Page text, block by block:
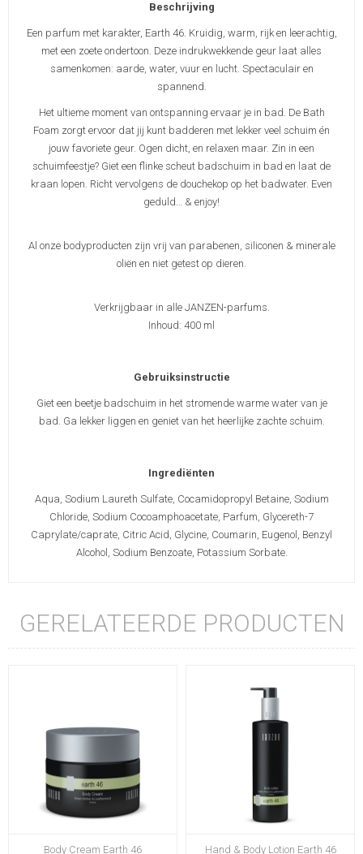
Beschrijving
Een parfum met karakter, Earth 46. Kruidig, warm, rijk en leerachtig,
met een zoete ondertoon. Deze indrukwekkende geur laat alles
samenkomen: aarde, water, vuur en lucht. Spectaculair en
spannend.
Het ultieme moment van ontspanning ervaar je in bad. De Bath
Foam zorgt ervoor dat jij kunt badderen met lekker veel schuim én
jouw favoriete geur. Ogen dicht, en relaxen maar. Zin in een
schuimfeestje? Giet een flinke scheut badschuim in bad en laat de
kraan lopen. Richt vervolgens de douchekop op het badwater. Even
geduld… & enjoy!
Al onze bodyproducten zijn vrij van parabenen, siliconen & minerale
oliën en niet getest op dieren.
Verkrijgbaar in alle JANZEN-parfums.
Inhoud: 400 ml
Gebruiksinstructie
Giet een beetje badschuim in het stromende warme water van je
bad. Ga lekker liggen en geniet van het heerlijke zachte schuim.
Ingrediënten
Aqua, Sodium Laureth Sulfate, Cocamidopropyl Betaine, Sodium
Chloride, Sodium Cocoamphoacetate, Parfum, Glycereth-7
Caprylate/caprate, Citric Acid, Glycine, Coumarin, Eugenol, Benzyl
Alcohol, Sodium Benzoate, Potassium Sorbate.
GERELATEERDE PRODUCTEN
Body Cream Earth 46 Hand & Body Lotion Earth 46